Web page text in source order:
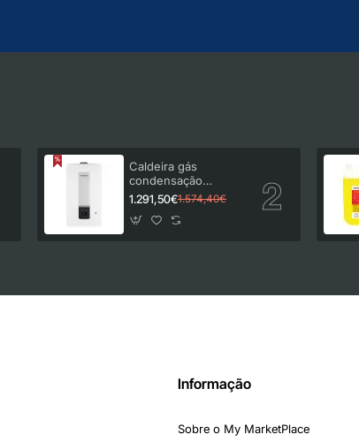
Caldeira gás
condensação
Vulcano Lifestar
Connect LCP 24/30
C23
1.291,50€1.574,40€
Informação
Sobre o My MarketPlace